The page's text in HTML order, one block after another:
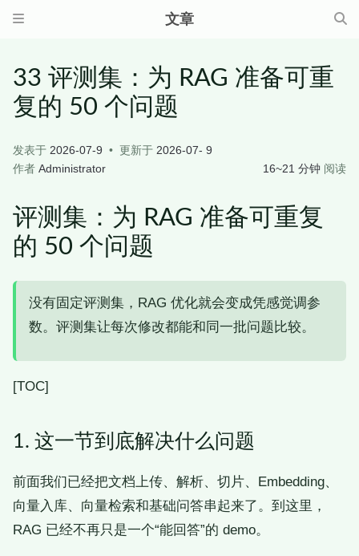
文章
33 评测集：为 RAG 准备可重
复的 50 个问题
发表于 2026-07-9 更新于 2026-07- 9
作者 Administrator 16~21 分钟 阅读
评测集：为 RAG 准备可重复
的 50 个问题
没有固定评测集，RAG 优化就会变成凭感觉调参
数。评测集让每次修改都能和同一批问题比较。
[TOC]
1. 这一节到底解决什么问题
前面我们已经把文档上传、解析、切片、Embedding、
向量入库、向量检索和基础问答串起来了。到这里，
RAG 已经不再只是一个“能回答”的 demo。